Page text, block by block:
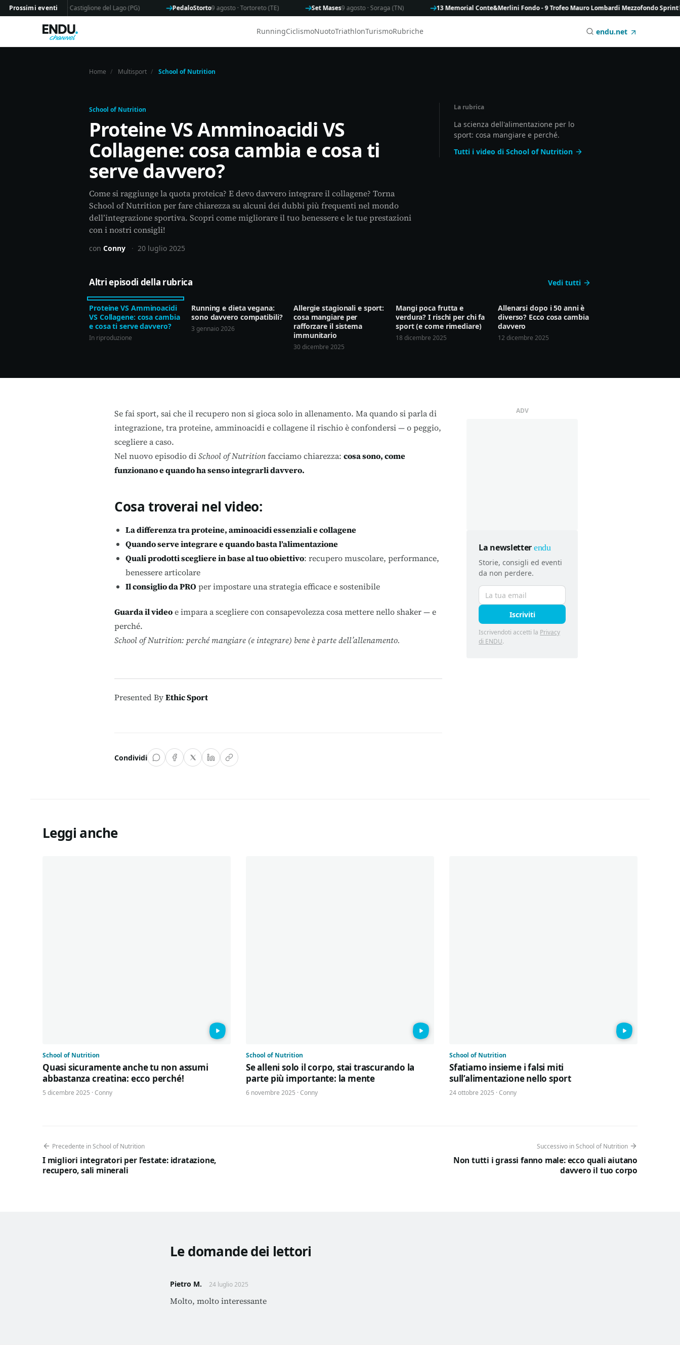
Prossimi eventi
9 agosto · Castiglione del Lago (PG) PedaloStorto9 agosto · Tortoreto (TE) Set Mases9 agosto · Soraga (TN) 13 Memorial Conte&Merlini Fondo - 9 Trofeo Mauro Lombardi Mezzofondo Sprint9
RunningCiclismoNuotoTriathlonTurismoRubriche endu.net
Home / Multisport / School of Nutrition
School of Nutrition
Proteine VS Amminoacidi VS
Collagene: cosa cambia e cosa ti
serve davvero?
Come si raggiunge la quota proteica? E devo davvero integrare il collagene? Torna
School of Nutrition per fare chiarezza su alcuni dei dubbi più frequenti nel mondo
dell’integrazione sportiva. Scopri come migliorare il tuo benessere e le tue prestazioni
con i nostri consigli!
con Conny · 20 luglio 2025
La rubrica
La scienza dell'alimentazione per lo
sport: cosa mangiare e perché.
Tutti i video di School of Nutrition
Altri episodi della rubrica Vedi tutti
Proteine VS Amminoacidi
VS Collagene: cosa cambia
e cosa ti serve davvero?
In riproduzione
Running e dieta vegana:
sono davvero compatibili?
3 gennaio 2026
Allergie stagionali e sport:
cosa mangiare per
rafforzare il sistema
immunitario
30 dicembre 2025
Mangi poca frutta e
verdura? I rischi per chi fa
sport (e come rimediare)
18 dicembre 2025
Allenarsi dopo i 50 anni è
diverso? Ecco cosa cambia
davvero
12 dicembre 2025
Se fai sport, sai che il recupero non si gioca solo in allenamento. Ma quando si parla di
integrazione, tra proteine, amminoacidi e collagene il rischio è confondersi — o peggio,
scegliere a caso.
Nel nuovo episodio diSchool of Nutritionfacciamo chiarezza: cosa sono, come
funzionano e quando ha senso integrarli davvero.
Cosa troverai nel video:
La differenza tra proteine, aminoacidi essenziali e collagene
Quando serve integrare e quando basta l’alimentazione
Quali prodotti scegliere in base al tuo obiettivo: recupero muscolare, performance,
benessere articolare
Il consiglio da PRO per impostare una strategia efficace e sostenibile
Guarda il videoe impara a scegliere con consapevolezza cosa mettere nello shaker — e
perché.
School of Nutrition: perché mangiare (e integrare) bene è parte dell’allenamento.
Presented ByEthic Sport
ADV
La newsletter endu
Storie, consigli ed eventi
da non perdere.
Iscriviti
Iscrivendoti accetti la Privacy
di ENDU.
Condividi
Leggi anche
School of Nutrition
Quasi sicuramente anche tu non assumi
abbastanza creatina: ecco perché!
5 dicembre 2025 · Conny
School of Nutrition
Se alleni solo il corpo, stai trascurando la
parte più importante: la mente
6 novembre 2025 · Conny
School of Nutrition
Sfatiamo insieme i falsi miti
sull’alimentazione nello sport
24 ottobre 2025 · Conny
Precedente in School of Nutrition
I migliori integratori per l’estate: idratazione,
recupero, sali minerali
Successivo in School of Nutrition
Non tutti i grassi fanno male: ecco quali aiutano
davvero il tuo corpo
Le domande dei lettori
Pietro M. 24 luglio 2025
Molto, molto interessante